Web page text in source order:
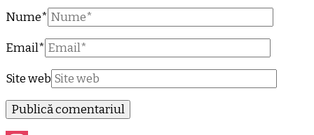
Nume*
Email*
Site web